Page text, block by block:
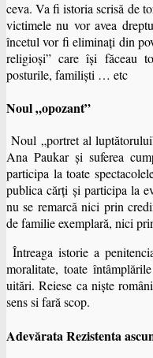
ceva. Va fi istoria scrisă de
victimele nu vor avea
încetul vor fi eliminaţi din
religioşi” care îşi făceau
posturile, familişti … etc
Noul „opozant”
Noul „portret al
Ana Paukar şi suferea
participa la toate
publica cărţi şi participa la
nu se remarcă nici prin
de familie exemplară, nici
Întreaga istorie a
moralitate, toate
uitări. Reiese ca nişte
sens si fară scop.
Adevărata Rezistenta